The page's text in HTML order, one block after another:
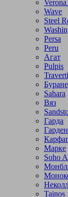
Wave
Steel
Persa
Peru
Агат
Pulpis
Sahara
Вяз
Гарда
Марке
Soho
Tainos